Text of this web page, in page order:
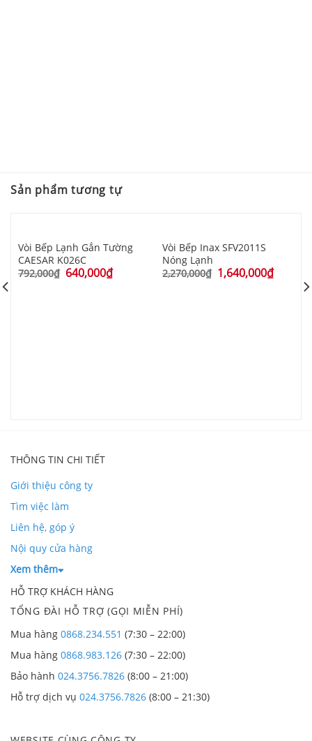
Sản phẩm tương tự
Vòi Bếp Lạnh Gắn Tường
CAESAR K026C
792,000₫ 640,000₫
Vòi Bếp Inax SFV2011S
Nóng Lạnh
2,270,000₫ 1,640,000₫
THÔNG TIN CHI TIẾT
Giới thiệu công ty
Tìm việc làm
Liên hệ, góp ý
Nội quy cửa hàng
Xem thêm
HỖ TRỢ KHÁCH HÀNG
TỔNG ĐÀI HỖ TRỢ (GỌI MIỄN PHÍ)
Mua hàng 0868.234.551 (7:30 – 22:00)
Mua hàng 0868.983.126 (7:30 – 22:00)
Bảo hành 024.3756.7826 (8:00 – 21:00)
Hỗ trợ dịch vụ 024.3756.7826 (8:00 – 21:30)